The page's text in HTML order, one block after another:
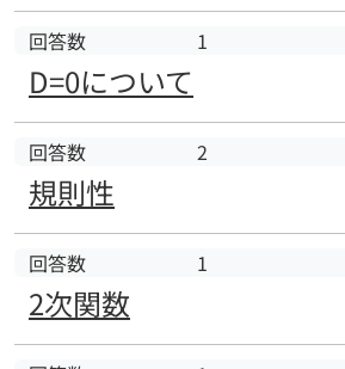
回答数 1
D=0について
回答数 2
規則性
回答数 1
2次関数